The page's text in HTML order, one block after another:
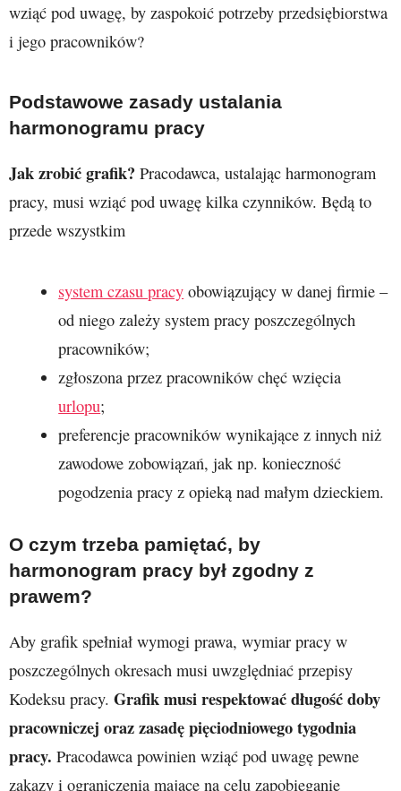
wziąć pod uwagę, by zaspokoić potrzeby przedsiębiorstwa
i jego pracowników?
Podstawowe zasady ustalania
harmonogramu pracy
Jak zrobić grafik? Pracodawca, ustalając harmonogram
pracy, musi wziąć pod uwagę kilka czynników. Będą to
przede wszystkim
system czasu pracy obowiązujący w danej firmie –
od niego zależy system pracy poszczególnych
pracowników;
zgłoszona przez pracowników chęć wzięcia
urlopu;
preferencje pracowników wynikające z innych niż
zawodowe zobowiązań, jak np. konieczność
pogodzenia pracy z opieką nad małym dzieckiem.
O czym trzeba pamiętać, by
harmonogram pracy był zgodny z
prawem?
Aby grafik spełniał wymogi prawa, wymiar pracy w
poszczególnych okresach musi uwzględniać przepisy
Kodeksu pracy. Grafik musi respektować długość doby
pracowniczej oraz zasadę pięciodniowego tygodnia
pracy. Pracodawca powinien wziąć pod uwagę pewne
zakazy i ograniczenia mające na celu zapobieganie